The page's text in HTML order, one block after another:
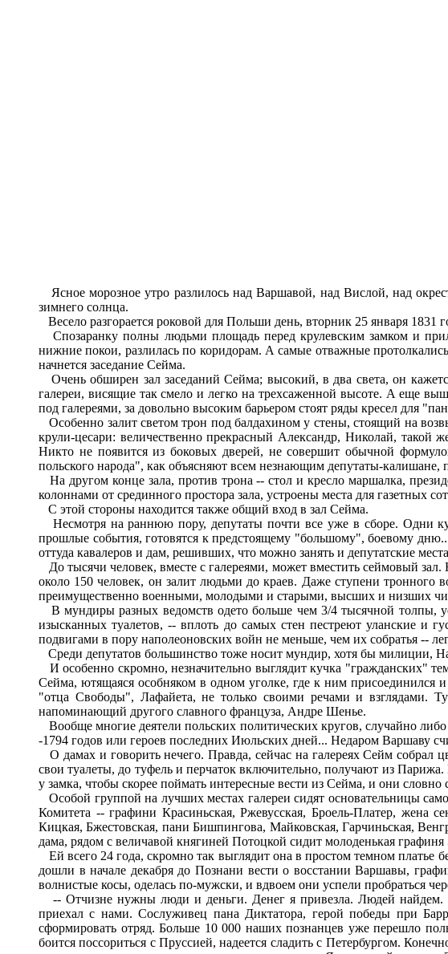
Ясное морозное утро разлилось над Варшавой, над Вислой, над
зимнего солнца.
Весело разгорается роковой для Польши день, вторник 25 января 1831
Спозаранку полны людьми площадь перед крулевским замком и
нижние покои, разлилась по коридорам. А самые отважные
начнется заседание Сейма.
Очень обширен зал заседаний Сейма; высокий, в два света, он
галереи, висящие так смело и легко на трехсаженной высоте. А еще
под галереями, за довольно высоким барьером стоят ряды кресел для
Особенно залит светом трон под балдахином у стены, стоящий на
крули-цесари: величественно прекрасный Александр, Николай, такой
Никто не появится из боковых дверей, не совершит обычной
польского народа", как объясняют всем незнающим депутаты-калишане,
На другом конце зала, против трона -- стол и кресло маршалка,
колоннами от срединного простора зала, устроены места для газетных
С этой стороны находится также общий вход в зал Сейма.
Несмотря на раннюю пору, депутаты почти все уже в сборе. Одни
прошлые события, готовятся к предстоящему "большому", боевому
оттуда кавалеров и дам, решивших, что можно занять и депутатские
До тысячи человек, вместе с галереями, может вместить сеймовый
около 150 человек, он залит людьми до краев. Даже ступени
преимущественно военными, молодыми и старыми, высших и низших
В мундиры разных ведомств одето больше чем 3/4 тысячной толпы,
изысканных туалетов, -- вплоть до самых стен пестреют уланские и
подвигами в пору наполеоновских войн не меньше, чем их собратья --
Среди депутатов большинство тоже носит мундир, хотя бы милиции,
И особенно скромно, незначительно выглядит кучка "гражданских"
Сейма, ютящаяся особняком в одном уголке, где к ним
"отца Свободы", Лафайета, не только своими речами и взглядами.
напоминающий другого славного француза, Андре Шенье.
Вообще многие деятели польских политических кругов, случайно
-1794 годов или героев последних Июльских дней... Недаром Варшаву
О дамах и говорить нечего. Правда, сейчас на галереях Сейм собрал
свои туалеты, до туфель и перчаток включительно, получают из
у замка, чтобы скорее поймать интересные вести из Сейма, и они
Особой группой на лучших местах галереи сидят основательницы
Комитета -- графини Красиньская, Ржевусская, Броель-Платер, жена
Кицкая, Бжестовская, пани Бишпингова, Майковская, Гарчиньская,
дама, рядом с величавой княгиней Потоцкой сидит молоденькая
Ей всего 24 года, скромно так выглядит она в простом темном платье
дошли в начале декабря до Познани вести о восстании Варшавы,
волнистые косы, оделась по-мужски, и вдвоем они успели пробраться
-- Отчизне нужны люди и деньги. Денег я привезла. Людей найдем.
приехал с нами. Сослуживец пана Диктатора, герой победы при
сформировать отряд. Больше 10 000 наших познанцев уже перешло
боится поссориться с Пруссией, надеется сладить с Петербургом.